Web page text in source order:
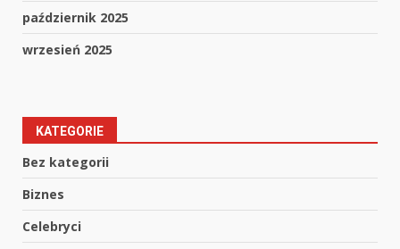
październik 2025
wrzesień 2025
KATEGORIE
Bez kategorii
Biznes
Celebryci